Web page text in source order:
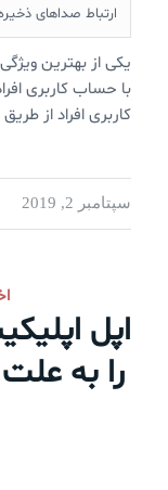
ارتباط صداهای
یکی از بهترین
با حساب کاربری
کاربری افراد از
سپتامبر 2, 2019 /
اپل
را به